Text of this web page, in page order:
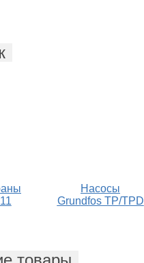
Насосы
Grundfos TP/TPD